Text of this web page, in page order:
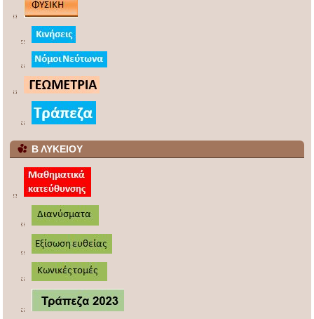
Β ΛΥΚΕΙΟΥ